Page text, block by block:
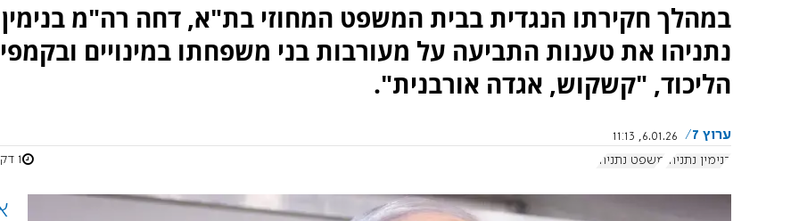
במהלך חקירתו הנגדית בבית המשפט המחוזי בת"א, דחה רה"מ בנימין
נתניהו את טענות התביעה על מעורבות בני משפחתו במינויים
הליכוד, "קשקוש, אגדה אורבנית".
ערוץ 7
6.01.26, 11:13
בנימין נתניהו משפט נתניהו 1 דקות